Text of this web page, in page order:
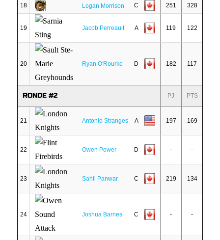
18 Logan Morrison C 251 328
19 Jacob Perreault A 119 122
20 Ryan O'Rourke D 182 117
RONDE #2 PJ PTS
21 Antonio Stranges A 197 169
22 Owen Power D - -
23 Sahil Panwar C 219 134
24 Joshua Barnes C - -